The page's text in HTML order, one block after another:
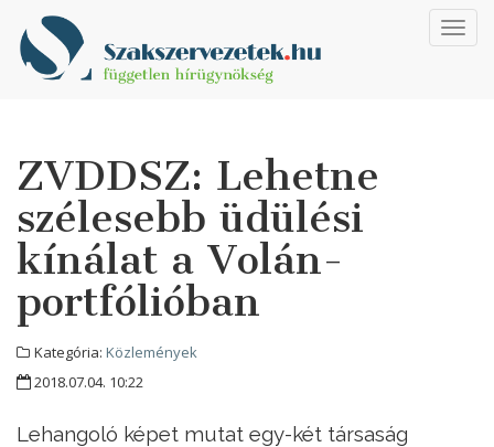
ZVDDSZ: Lehetne
szélesebb üdülési
kínálat a Volán-
portfólióban
Kategória: Közlemények
2018.07.04. 10:22
Lehangoló képet mutat egy-két társaság